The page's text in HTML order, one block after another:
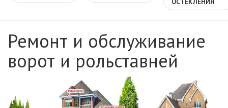
ОСТЕКЛЕНИЯ
Ремонт и обслуживание
ворот и рольставней